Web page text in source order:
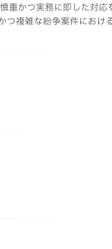
重かつ実務に即した対
複雑な紛争案件におけ